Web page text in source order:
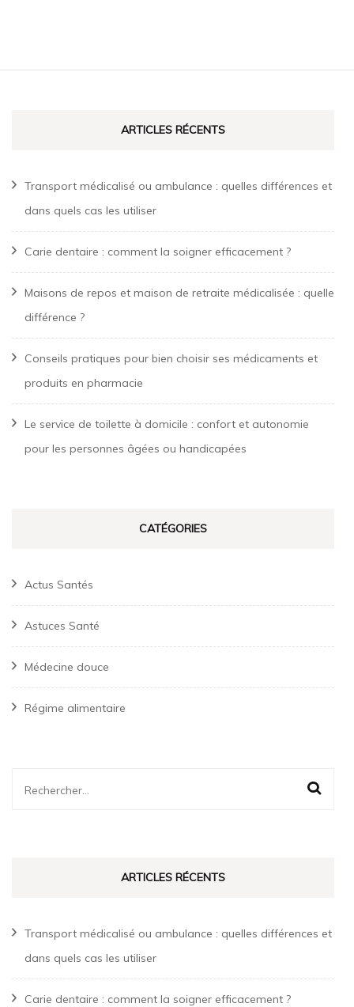
ARTICLES RÉCENTS
Transport médicalisé ou ambulance : quelles différences et
dans quels cas les utiliser
Carie dentaire : comment la soigner efficacement ?
Maisons de repos et maison de retraite médicalisée : quelle
différence ?
Conseils pratiques pour bien choisir ses médicaments et
produits en pharmacie
Le service de toilette à domicile : confort et autonomie
pour les personnes âgées ou handicapées
CATÉGORIES
Actus Santés
Astuces Santé
Médecine douce
Régime alimentaire
Rechercher :
ARTICLES RÉCENTS
Transport médicalisé ou ambulance : quelles différences et
dans quels cas les utiliser
Carie dentaire : comment la soigner efficacement ?